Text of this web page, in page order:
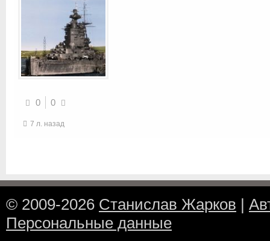
0 0
7 л. назад
© 2009-2026 Станислав Жарков |
Персональные данные